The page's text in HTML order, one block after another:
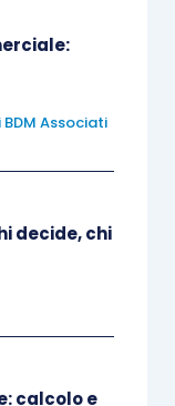
che abbiamo
ascoltato
numeri
imparare e
è molto
avere un
esperienze e
ad andare in
e libri è
Associati
decide, chi
calcolo e